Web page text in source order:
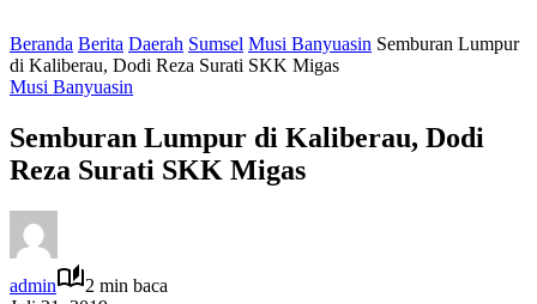
Beranda Berita Daerah Sumsel Musi Banyuasin Semburan Lumpur
di Kaliberau, Dodi Reza Surati SKK Migas
Musi Banyuasin
Semburan Lumpur di Kaliberau, Dodi
Reza Surati SKK Migas
admin
2 min baca